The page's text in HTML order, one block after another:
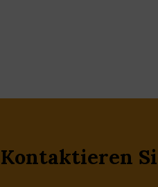
Kontaktieren